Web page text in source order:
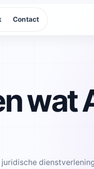
Contact
wat